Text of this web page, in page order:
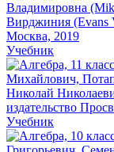
Учебник
Учебник